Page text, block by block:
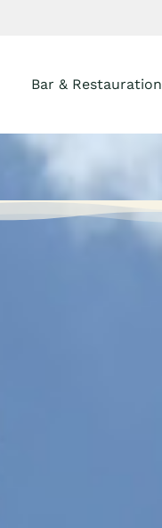
Bar & Restauration